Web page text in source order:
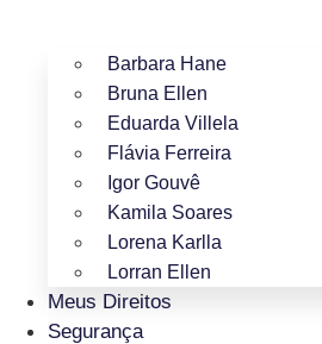
Barbara Hane
Bruna Ellen
Eduarda Villela
Flávia Ferreira
Igor Gouvê
Kamila Soares
Lorena Karlla
Lorran Ellen
Meus Direitos
Segurança